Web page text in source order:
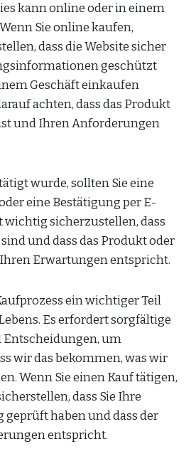
kann online oder in einem
Sie online kaufen,
dass die Website sicher
geschützt
Geschäft einkaufen
achten, dass das Produkt
und Ihren Anforderungen
wurde, sollten Sie eine
eine Bestätigung per E-
wichtig sicherzustellen, dass
und dass das Produkt oder
Erwartungen entspricht.
ein wichtiger Teil
Es erfordert sorgfältige
um
wir das bekommen, was wir
Wenn Sie einen Kauf tätigen,
dass Sie Ihre
haben und dass der
entspricht.